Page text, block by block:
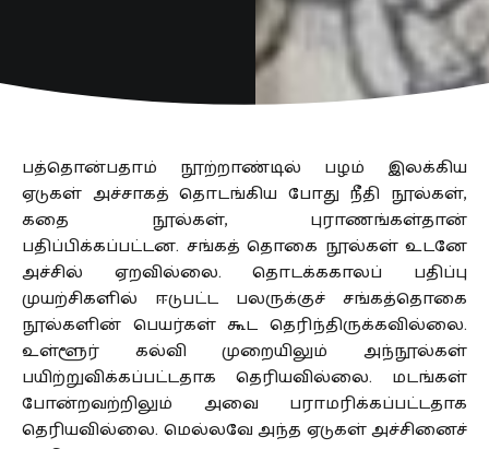
பத்தொன்பதாம் நூற்றாண்டில் பழம் இலக்கிய
ஏடுகள் அச்சாகத் தொடங்கிய போது நீதி நூல்கள்,
கதை நூல்கள், புராணங்கள்தான்
பதிப்பிக்கப்பட்டன. சங்கத் தொகை நூல்கள் உடனே
அச்சில் ஏறவில்லை. தொடக்ககாலப் பதிப்பு
முயற்சிகளில் ஈடுபட்ட பலருக்குச் சங்கத்தொகை
நூல்களின் பெயர்கள் கூட தெரிந்திருக்கவில்லை.
உள்ளூர் கல்வி முறையிலும் அந்நூல்கள்
பயிற்றுவிக்கப்பட்டதாக தெரியவில்லை. மடங்கள்
போன்றவற்றிலும் அவை பராமரிக்கப்பட்டதாக
தெரியவில்லை. மெல்லவே அந்த ஏடுகள் அச்சினைச்